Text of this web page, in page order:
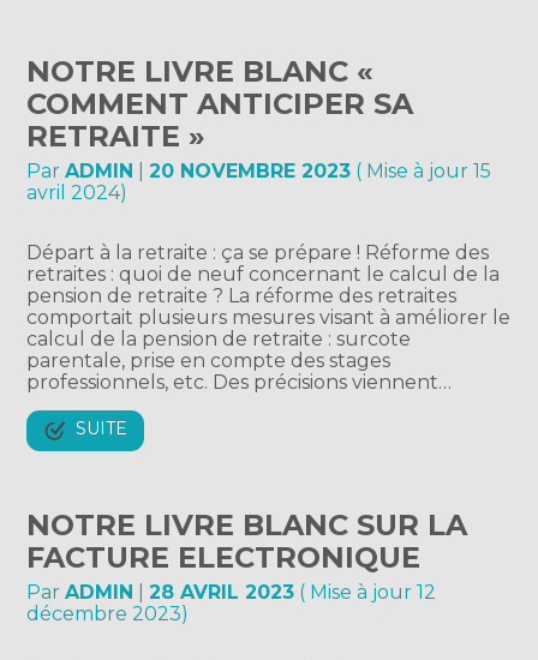
NOTRE LIVRE BLANC «
COMMENT ANTICIPER SA
RETRAITE »
ParADMIN |20 NOVEMBRE 2023 ( Mise à jour 15
avril 2024)
Départ à la retraite : ça se prépare ! Réforme des
retraites : quoi de neuf concernant le calcul de la
pension de retraite ? La réforme des retraites
comportait plusieurs mesures visant à améliorer le
calcul de la pension de retraite : surcote
parentale, prise en compte des stages
professionnels, etc. Des précisions viennent…
SUITE
NOTRE LIVRE BLANC SUR LA
FACTURE ELECTRONIQUE
ParADMIN |28 AVRIL 2023 ( Mise à jour 12
décembre 2023)